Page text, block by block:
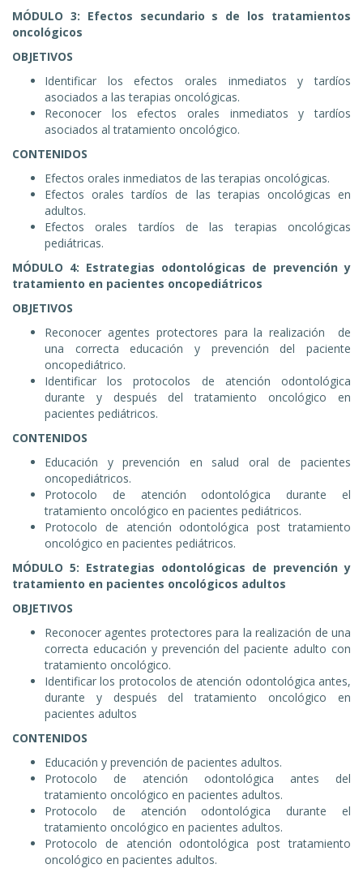
MÓDULO 3: Efectos secundario s de los tratamientos
oncológicos
OBJETIVOS
Identificar los efectos orales inmediatos y tardíos
asociados a las terapias oncológicas.
Reconocer los efectos orales inmediatos y tardíos
asociados al tratamiento oncológico.
CONTENIDOS
Efectos orales inmediatos de las terapias oncológicas.
Efectos orales tardíos de las terapias oncológicas en
adultos.
Efectos orales tardíos de las terapias oncológicas
pediátricas.
MÓDULO 4: Estrategias odontológicas de prevención y
tratamiento en pacientes oncopediátricos
OBJETIVOS
Reconocer agentes protectores para la realización de
una correcta educación y prevención del paciente
oncopediátrico.
Identificar los protocolos de atención odontológica
durante y después del tratamiento oncológico en
pacientes pediátricos.
CONTENIDOS
Educación y prevención en salud oral de pacientes
oncopediátricos.
Protocolo de atención odontológica durante el
tratamiento oncológico en pacientes pediátricos.
Protocolo de atención odontológica post tratamiento
oncológico en pacientes pediátricos.
MÓDULO 5: Estrategias odontológicas de prevención y
tratamiento en pacientes oncológicos adultos
OBJETIVOS
Reconocer agentes protectores para la realización de una
correcta educación y prevención del paciente adulto con
tratamiento oncológico.
Identificar los protocolos de atención odontológica antes,
durante y después del tratamiento oncológico en
pacientes adultos
CONTENIDOS
Educación y prevención de pacientes adultos.
Protocolo de atención odontológica antes del
tratamiento oncológico en pacientes adultos.
Protocolo de atención odontológica durante el
tratamiento oncológico en pacientes adultos.
Protocolo de atención odontológica post tratamiento
oncológico en pacientes adultos.